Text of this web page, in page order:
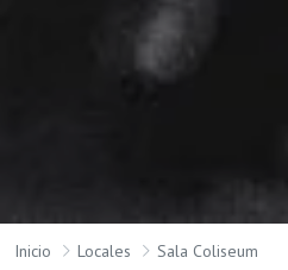
Inicio Locales Sala Coliseum